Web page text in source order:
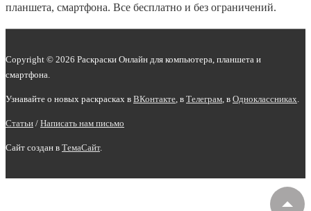
планшета, смартфона. Все бесплатно и без ограничений.
Copyright © 2026 Раскраски Онлайн для компьютера, планшета и
смартфона.
Узнавайте о новых раскрасках в ВКонтакте , в Телеграм в Одноклассниках
Статьи / Написать нам письмо
Сайт создан в ТемаСайт.